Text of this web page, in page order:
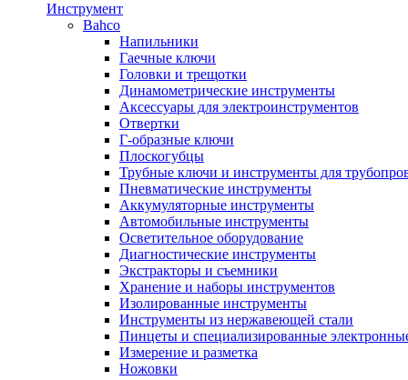
Инструмент
Bahco
Напильники
Гаечные ключи
Головки и трещотки
Динамометрические инструменты
Аксессуары для электроинструментов
Отвертки
Г-образные ключи
Плоскогубцы
Трубные ключи и инструменты для
Пневматические инструменты
Аккумуляторные инструменты
Автомобильные инструменты
Осветительное оборудование
Диагностические инструменты
Экстракторы и съемники
Хранение и наборы инструментов
Изолированные инструменты
Инструменты из нержавеющей стали
Пинцеты и специализированные
Измерение и разметка
Ножовки